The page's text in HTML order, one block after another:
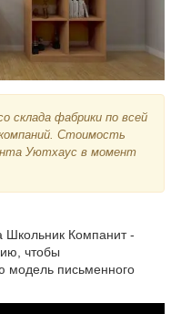
склада фабрики по всей
Стоимость
Уютхаус в момент
Школьник Компанит -
чтобы
модель письменного